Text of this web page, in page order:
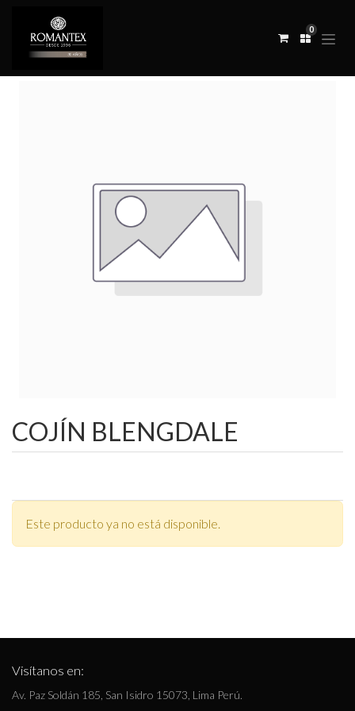
0
COJÍN BLENGDALE
Este producto ya no está disponible.
Visítanos en:
Av. Paz Soldán 185, San Isidro 15073, Lima Perú.